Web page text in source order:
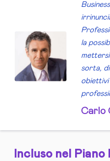
Business
la
sorta,
obiettivi
Carlo
Incluso nel Piano